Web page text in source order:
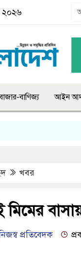
২০২৬
বাণিজ্য আইন
খবর
মিমের
প্রতিবেদক